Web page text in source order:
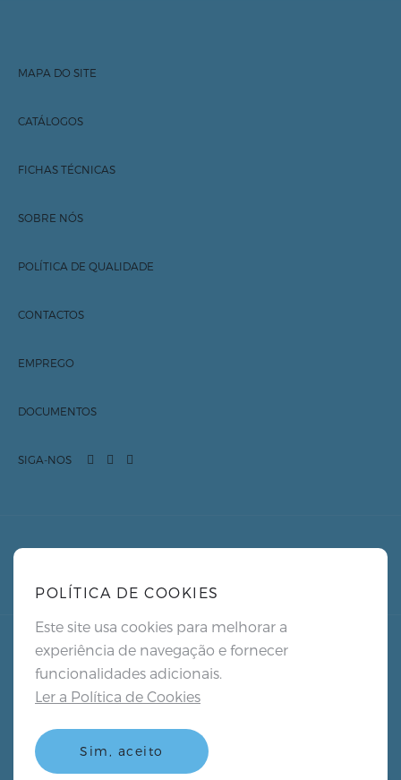
POLÍTICA DE COOKIES
Este site usa cookies para melhorar a
experiência de navegação e fornecer
funcionalidades adicionais.
Ler a Política de Cookies
Sim, aceito
MAPA DO SITE
Marcas
Produtos
Sobre nós
Notícias
CATÁLOGOS
FICHAS TÉCNICAS
Rolos Marquesa
SOBRE NÓS
Compromisso ambiental
POLÍTICA DE QUALIDADE
CONTACTOS
EMPREGO
DOCUMENTOS
SIGA-NOS
PT
Política de Privacidade
Política de Cookies
Termos e Condições